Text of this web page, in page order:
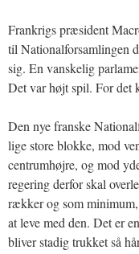
Frankrigs præsident
til Nationalforsamlingen
sig. En vanskelig
Det var højt spil. For det
Den nye franske
lige store blokke, mod
centrumhøjre, og mod
regering derfor skal
rækker og som
at leve med den. Det er
bliver stadig trukket så